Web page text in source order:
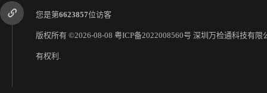
您是第6623857位访客
版权所有 ©2026-08-08 粤ICP备2022008560号 深圳万检通科技有限
有权利.